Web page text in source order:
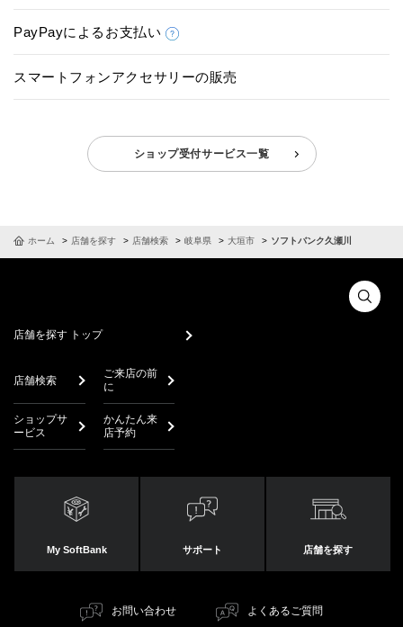
PayPayによるお支払い
スマートフォンアクセサリーの販売
ショップ受付サービス一覧
ホーム 店舗を探す 店舗検索 岐阜県 大垣市 ソフトバンク久瀬川
店舗を探す トップ
店舗検索
ご来店の前
に
ショップサ
ービス
かんたん来
店予約
My SoftBank サポート 店舗を探す
お問い合わせ よくあるご質問